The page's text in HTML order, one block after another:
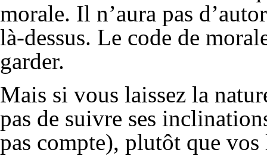
morale. Il n’aura pas
là-dessus. Le code de
garder.
Mais si vous laissez la
pas de suivre ses
pas compte), plutôt que vos